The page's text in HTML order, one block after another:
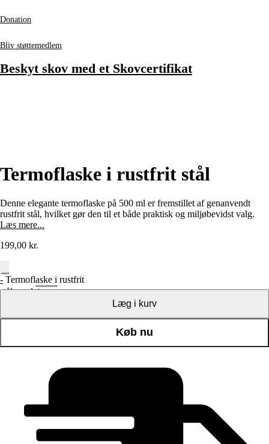
Donation
Bliv støttemedlem
Beskyt skov med et Skovcertifikat
Termoflaske i rustfrit stål
Denne elegante termoflaske på 500 ml er fremstillet af genanvendt
rustfrit stål, hvilket gør den til et både praktisk og miljøbevidst valg.
Læs mere...
199,00 kr.
- Termoflaske i rustfrit
stål antal
+
Læg i kurv
Køb nu